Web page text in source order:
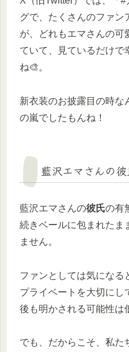
グで、たくさんのファン
が、どれもエマさんの可
ていて、見ているだけで
ね🎨。
新衣装のお披露目の時な
の嵐でしたもんね！
藍沢エマさんの
藍沢エマさんの彼氏の有
続きベールに包まれたま
ません。
ファンとしては気になる
プライベートを大切にし
後も明かされる可能性は
でも、だからこそ、私た